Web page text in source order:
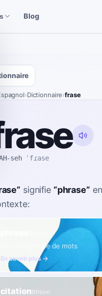
Blog
›Dictionnaire›frase
seh ˈfɾase
” signifie “phrase”
un court groupe de mots
En savoir plus →
citation B1 Nom